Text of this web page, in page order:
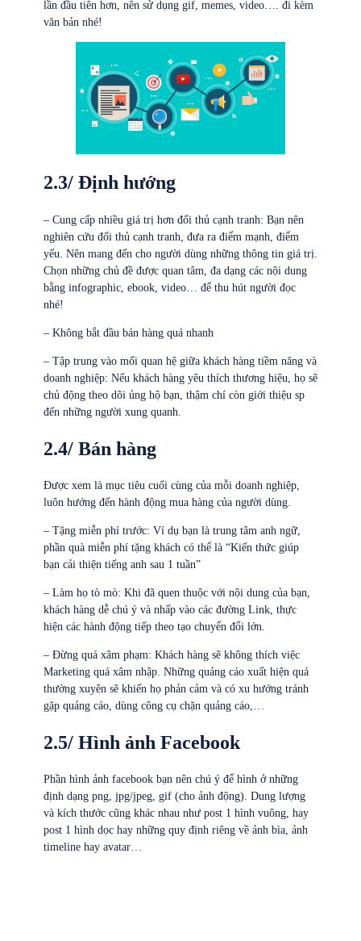
lần đầu tiên hơn, nên sử dụng gif, memes, video…. đi kèm
văn bản nhé!
2.3/ Định hướng
– Cung cấp nhiều giá trị hơn đối thủ cạnh tranh: Bạn nên
nghiên cứu đối thủ cạnh tranh, đưa ra điểm mạnh, điểm
yếu. Nên mang đến cho người dùng những thông tin giá trị.
Chọn những chủ đề được quan tâm, đa dạng các nội dung
bằng infographic, ebook, video… để thu hút người đọc
nhé!
– Không bắt đầu bán hàng quá nhanh
– Tập trung vào mối quan hệ giữa khách hàng tiềm năng và
doanh nghiệp: Nếu khách hàng yêu thích thương hiệu, họ sẽ
chủ động theo dõi ủng hộ bạn, thậm chí còn giới thiệu sp
đến những người xung quanh.
2.4/ Bán hàng
Được xem là mục tiêu cuối cùng của mỗi doanh nghiệp,
luôn hướng đến hành động mua hàng của người dùng.
– Tặng miễn phí trước: Ví dụ bạn là trung tâm anh ngữ,
phần quà miễn phí tặng khách có thể là “Kiến thức giúp
bạn cải thiện tiếng anh sau 1 tuần”
– Làm họ tò mò: Khi đã quen thuộc với nội dung của bạn,
khách hàng dễ chú ý và nhấp vào các đường Link, thực
hiện các hành động tiếp theo tạo chuyển đổi lớn.
– Đừng quá xâm phạm: Khách hàng sẽ không thích việc
Marketing quá xâm nhập. Những quảng cáo xuất hiện quá
thường xuyên sẽ khiến họ phản cảm và có xu hướng tránh
gặp quảng cáo, dùng công cụ chặn quảng cáo,…
2.5/ Hình ảnh Facebook
Phần hình ảnh facebook bạn nên chú ý để hình ở những
định dạng png, jpg/jpeg, gif (cho ảnh động). Dung lượng
và kích thước cũng khác nhau như post 1 hình vuông, hay
post 1 hình dọc hay những quy định riêng về ảnh bìa, ảnh
timeline hay avatar…